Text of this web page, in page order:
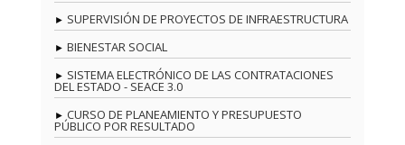
SUPERVISIÓN DE PROYECTOS DE INFRAESTRUCTURA
BIENESTAR SOCIAL
SISTEMA ELECTRÓNICO DE LAS CONTRATACIONES
DEL ESTADO - SEACE 3.0
CURSO DE PLANEAMIENTO Y PRESUPUESTO
PÚBLICO POR RESULTADO